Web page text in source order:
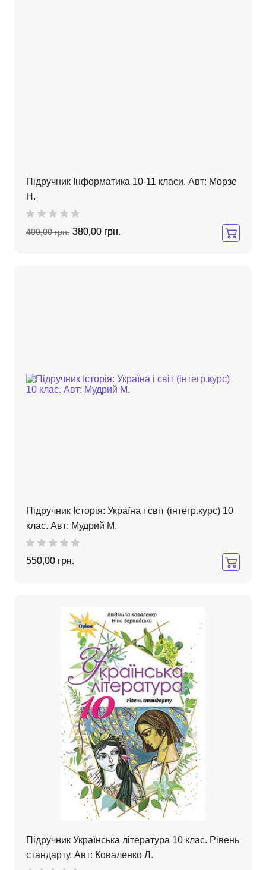
Підручник Інформатика 10-11 класи. Авт: Морзе
Н.
400,00 грн. 380,00 грн.
Підручник Історія: Україна і світ (інтегр.курс) 10
клас. Авт: Мудрий М.
550,00 грн.
Підручник Українська література 10 клас. Рівень
стандарту. Авт: Коваленко Л.